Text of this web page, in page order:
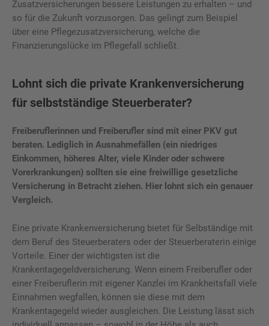
Zusatzversicherungen bessere Leistungen zu erhalten – und
so für die Zukunft vorzusorgen. Das gelingt zum Beispiel
über eine Pflegezusatzversicherung, welche die
Finanzierungslücke im Pflegefall schließt.
Lohnt sich die private Krankenversicherung
für selbstständige Steuerberater?
Freiberuflerinnen und Freiberufler sind mit einer PKV gut
beraten. Lediglich in Ausnahmefällen (ein niedriges
Einkommen, höheres Alter, viele Kinder oder schwere
Vorerkrankungen) sollten sie eine freiwillige gesetzliche
Versicherung in Betracht ziehen. Hier lohnt sich ein genauer
Vergleich.
Eine private Krankenversicherung bietet für Selbständige mit
dem Beruf des Steuerberaters oder der Steuerberaterin einige
Vorteile. Einer der wichtigsten ist die
Krankentagegeldversicherung. Wenn einem Freiberufler oder
einer Freiberuflerin mit eigener Kanzlei im Krankheitsfall viele
Einnahmen wegfallen, können sie diese mit dem
Krankentagegeld wieder ausgleichen. Die Leistung lässt sich